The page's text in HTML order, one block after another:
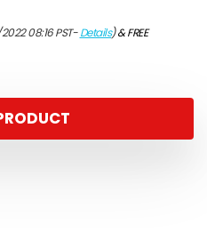
08:16 PST-Details)&FREE